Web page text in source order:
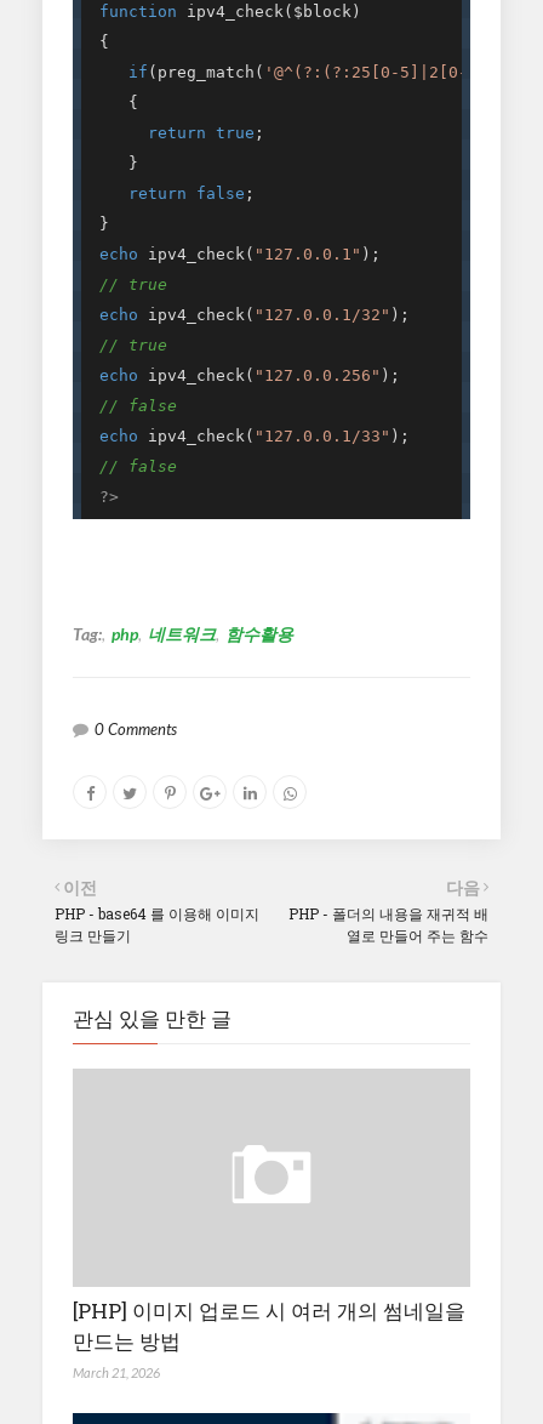
function
ipv4_check ($block)
{
if (preg_match( '@^(?:(?:25[0-5]|2[0-4][0-
    {
return true ;
    }
return
false ;
}
echo ipv4_check( "127.0.0.1" );
// true
echo ipv4_check( "127.0.0.1/32" );
// true
echo ipv4_check( "127.0.0.256" );
// false
echo ipv4_check( "127.0.0.1/33" );
// false
?>
Tag: php 네트워크 함수활용
0 Comments
다음
PHP - 폴더의 내용을 재귀적 배
열로 만들어 주는 함수
이전
PHP - base64 를 이용해 이미지
링크 만들기
관심 있을 만한 글
[PHP] 이미지 업로드 시 여러 개의 썸네일을
만드는 방법
March 21, 2026